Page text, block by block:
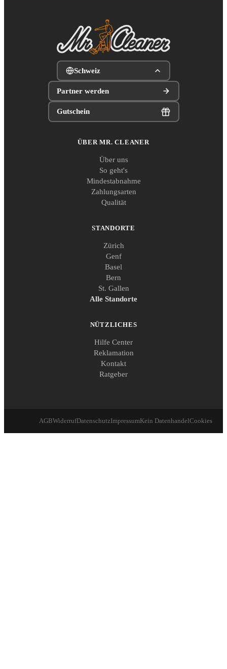
Schweiz
Partner werden
Gutschein
ÜBER MR. CLEANER
Über uns
So geht's
Mindestabnahme
Zahlungsarten
Qualität
STANDORTE
Zürich
Genf
Basel
Bern
St. Gallen
Alle Standorte
NÜTZLICHES
Hilfe Center
Reklamation
Kontakt
Ratgeber
AGBWiderrufDatenschutzImpressumKein DatenhandelCookies